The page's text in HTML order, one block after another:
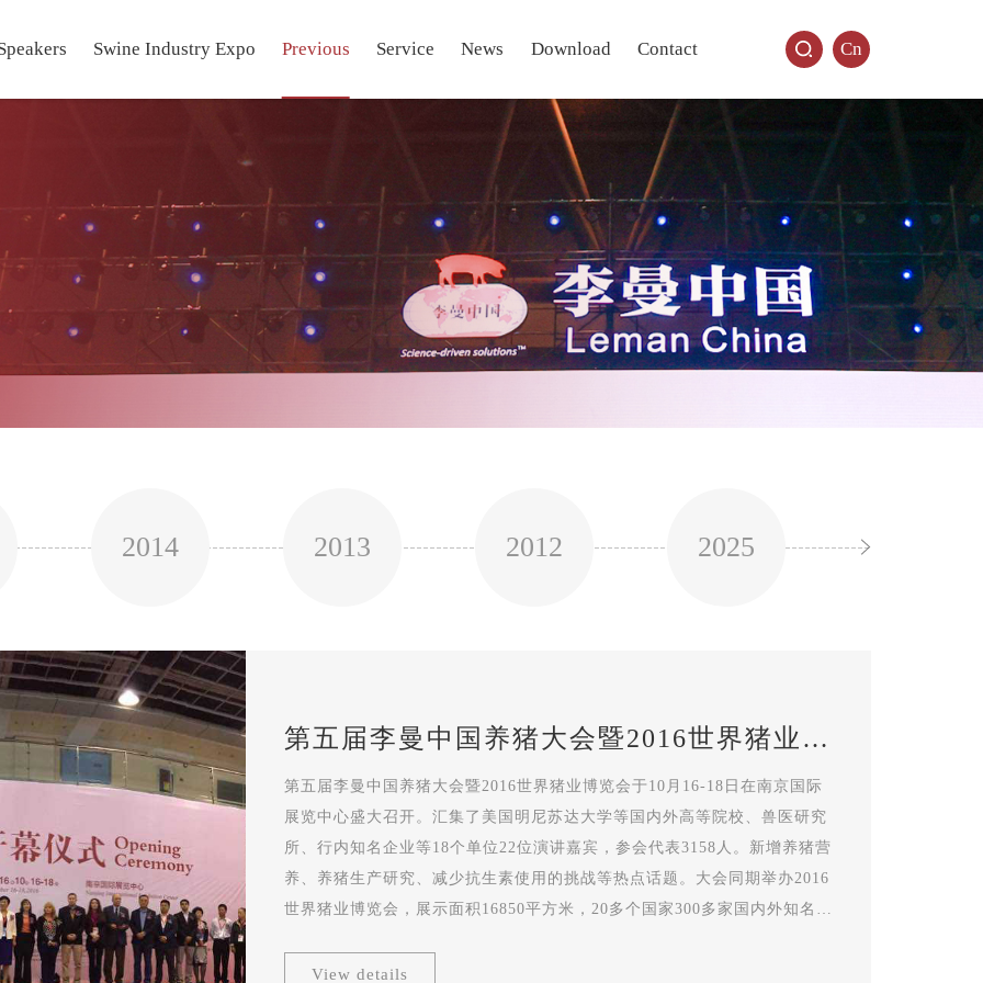
Swine Industry Expo Previous Service News Download Contact Cn
Previous
2014 2013 2012 2025
第五届李曼中国养猪大会暨2016世界猪业博
览会
第五届李曼中国养猪大会暨2016世界猪业博览会于10月16-18日在南京国际
展览中心盛大召开。汇集了美国明尼苏达大学等国内外高等院校、兽医研究
所、行内知名企业等18个单位22位演讲嘉宾，参会代表3158人。新增养猪营
养、养猪生产研究、减少抗生素使用的挑战等热点话题。大会同期举办2016
世界猪业博览会，展示面积16850平方米，20多个国家300多家国内外知名企
View details